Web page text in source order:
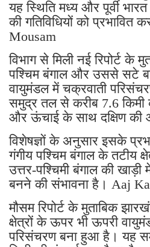
यह स्थिति मध्य और पूर्वी
की गतिविधियों को प्रभावित
Mousam
विभाग से मिली नई रिपोर्ट के
पश्चिम बंगाल और उससे सटे
वायुमंडल में चक्रवाती
समुद्र तल से करीब 7.6
और ऊंचाई के साथ दक्षिण
विशेषज्ञों के अनुसार इसके
गंगीय पश्चिम बंगाल के तटीय
उत्तर-पश्चिमी बंगाल की खाड़ी
बनने की संभावना है। Aaj
मौसम रिपोर्ट के मुताबिक
क्षेत्रों के ऊपर भी ऊपरी
परिसंचरण बना हुआ है। यह